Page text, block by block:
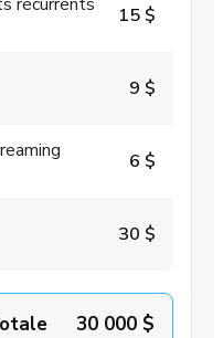
15 $
9 $
6 $
30 $
30 000 $